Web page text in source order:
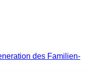
des Familien-